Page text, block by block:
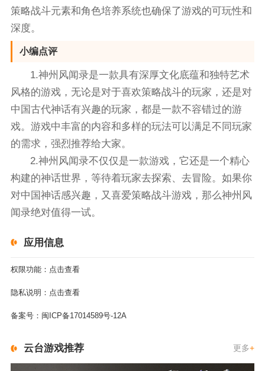
策略战斗元素和角色培养系统也确保了游戏的可玩性和
深度。
小编点评
1.神州风闻录是一款具有深厚文化底蕴和独特艺术
风格的游戏，无论是对于喜欢策略战斗的玩家，还是对
中国古代神话有兴趣的玩家，都是一款不容错过的游
戏。游戏中丰富的内容和多样的玩法可以满足不同玩家
的需求，强烈推荐给大家。
2.神州风闻录不仅仅是一款游戏，它还是一个精心
构建的神话世界，等待着玩家去探索、去冒险。如果你
对中国神话感兴趣，又喜爱策略战斗游戏，那么神州风
闻录绝对值得一试。
应用信息
权限功能： 点击查看
隐私说明： 点击查看
备案号： 闽ICP备17014589号-12A
云台游戏推荐 更多+